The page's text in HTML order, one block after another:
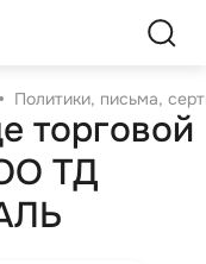
Политики, письма,
торговой
ТД